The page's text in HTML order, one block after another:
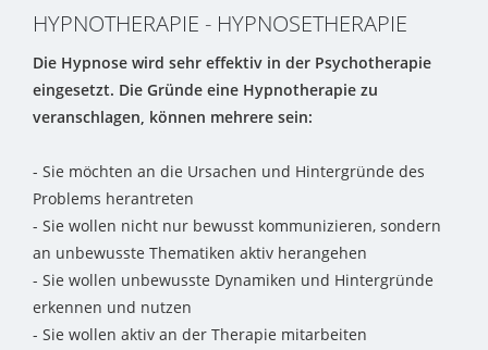
HYPNOTHERAPIE - HYPNOSETHERAPIE
Die Hypnose wird sehr effektiv in der Psychotherapie
eingesetzt. Die Gründe eine Hypnotherapie zu
veranschlagen, können mehrere sein:
- Sie möchten an die Ursachen und Hintergründe des
Problems herantreten
- Sie wollen nicht nur bewusst kommunizieren, sondern
an unbewusste Thematiken aktiv herangehen
- Sie wollen unbewusste Dynamiken und Hintergründe
erkennen und nutzen
- Sie wollen aktiv an der Therapie mitarbeiten